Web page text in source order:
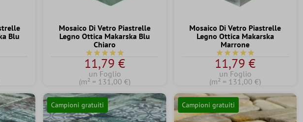
Blu
di 5 su 5 stelle
Mosaico Di Vetro Piastrelle
Legno Ottica Makarska Blu
Chiaro
Valutazione media di 5 su 5 stelle
11,79 €
un Foglio
(m² = 131,00 €)
Mosaico Di Vetro Piastrelle
Legno Ottica Makarska
Marrone
Valutazione media di 5
11,79 €
un Foglio
(m² = 131,00 €)
Campioni gratuiti Campioni gratuiti